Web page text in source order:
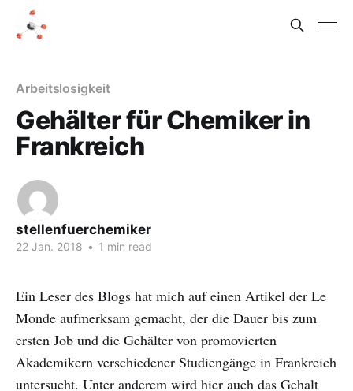
Arbeitslosigkeit
Gehälter für Chemiker in
Frankreich
stellenfuerchemiker
22 Jan. 2018 • 1 min read
Ein Leser des Blogs hat mich auf einen Artikel der Le
Monde aufmerksam gemacht, der die Dauer bis zum
ersten Job und die Gehälter von promovierten
Akademikern verschiedener Studiengänge in Frankreich
untersucht. Unter anderem wird hier auch das Gehalt